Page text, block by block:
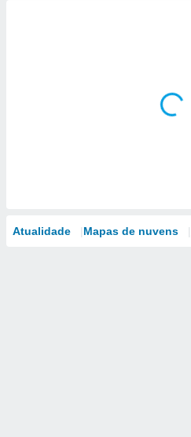
Atualidade Mapas de nuvens